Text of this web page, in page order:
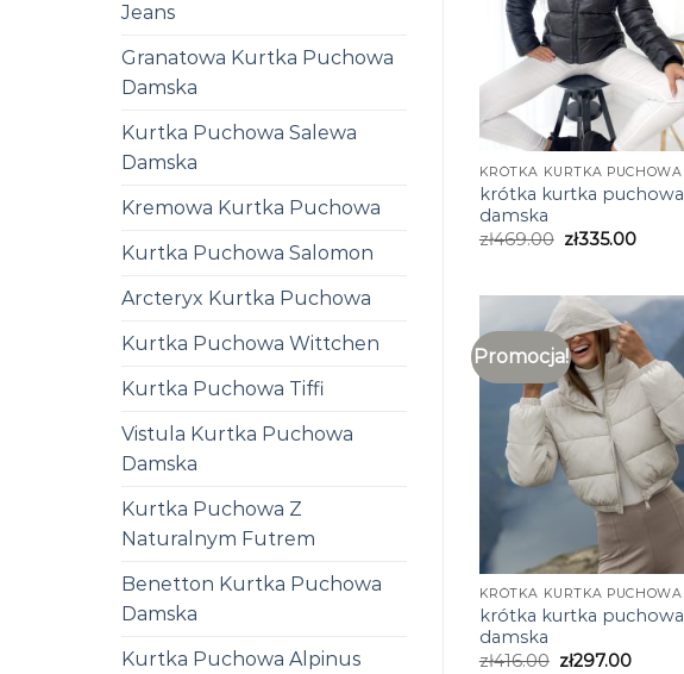
Jeans
Granatowa Kurtka Puchowa
Damska
Kurtka Puchowa Salewa
Damska
Kremowa Kurtka Puchowa
Kurtka Puchowa Salomon
Arcteryx Kurtka Puchowa
Kurtka Puchowa Wittchen
Kurtka Puchowa Tiffi
Vistula Kurtka Puchowa
Damska
Kurtka Puchowa Z
Naturalnym Futrem
Benetton Kurtka Puchowa
Damska
Kurtka Puchowa Alpinus
krótka kurtka puchowa
damska
zł469.00 zł335.00
Promocja!
krótka kurtka puchowa
damska
zł416.00 zł297.00